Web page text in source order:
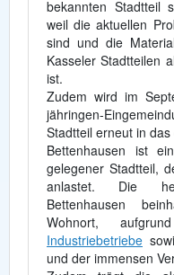
bekannten Stadtteil
weil die aktuellen
sind und die
Kasseler Stadtteilen
ist.
Zudem wird im
jähringen-
Stadtteil erneut in
Bettenhausen ist
gelegener Stadtteil,
anlastet. Die
Bettenhausen
Wohnort,
Industriebetriebe
und der immensen